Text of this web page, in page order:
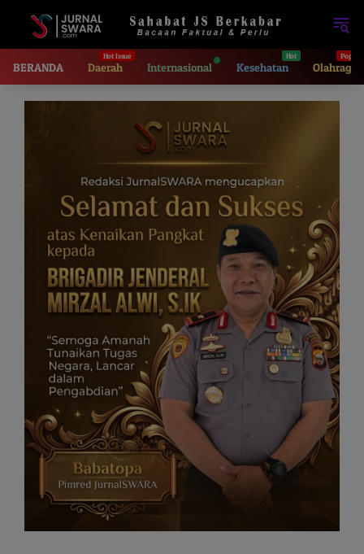
BERANDA Daerah Internasional Kesehatan Olahraga